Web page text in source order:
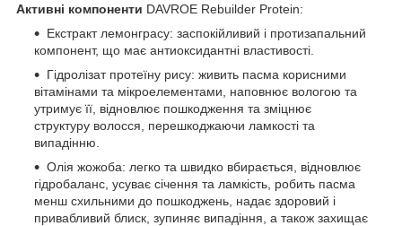
Активні компоненти DAVROE Rebuilder Protein:
Екстракт лемонграсу: заспокійливий і протизапальний
компонент, що має антиоксидантні властивості.
Гідролізат протеїну рису: живить пасма корисними
вітамінами та мікроелементами, наповнює вологою та
утримує її, відновлює пошкодження та зміцнює
структуру волосся, перешкоджаючи ламкості та
випадінню.
Олія жожоба: легко та швидко вбирається, відновлює
гідробаланс, усуває січення та ламкість, робить пасма
менш схильними до пошкоджень, надає здоровий і
привабливий блиск, зупиняє випадіння, а також захищає